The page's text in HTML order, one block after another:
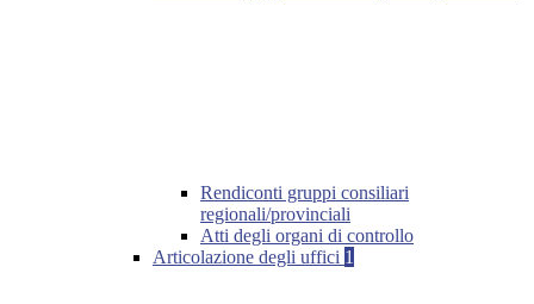
Rendiconti gruppi consiliari
regionali/provinciali
Atti degli organi di controllo
Articolazione degli uffici 1